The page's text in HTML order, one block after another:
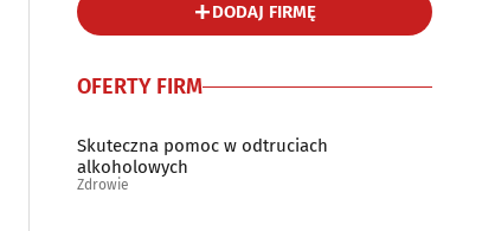
DODAJ FIRMĘ
OFERTY FIRM
Skuteczna pomoc w odtruciach
alkoholowych
Zdrowie